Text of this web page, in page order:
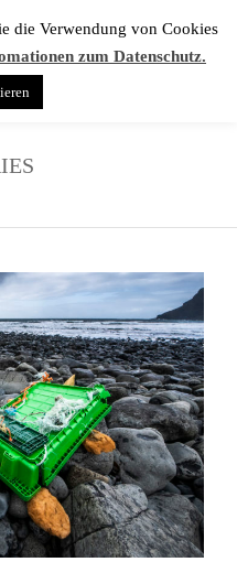
die Verwendung von Cookies
zum Datenschutz.